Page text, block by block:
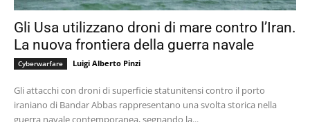
Gli Usa utilizzano droni di mare contro l’Iran.
La nuova frontiera della guerra navale
Cyberwarfare Luigi Alberto Pinzi
Gli attacchi con droni di superficie statunitensi contro il porto
iraniano di Bandar Abbas rappresentano una svolta storica nella
guerra navale contemporanea, segnando la...